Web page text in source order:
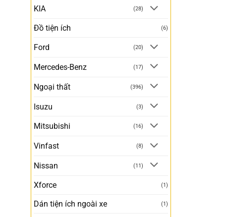
KIA (28)
Đồ tiện ích (6)
Ford (20)
Mercedes-Benz (17)
Ngoại thất (396)
Isuzu (3)
Mitsubishi (16)
Vinfast (8)
Nissan (11)
Xforce (1)
Dán tiện ích ngoài xe (1)